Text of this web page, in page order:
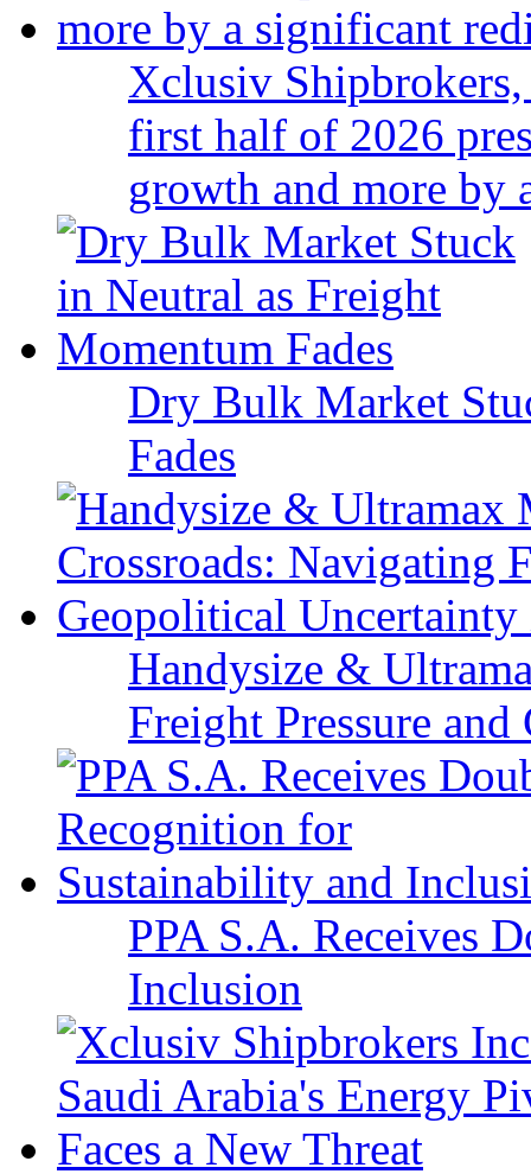
Xclusiv
first half of 2026
growth and more
Dry Bulk Market
Fades
Handysize &
Freight Pressure
PPA S.A. Receives
Inclusion